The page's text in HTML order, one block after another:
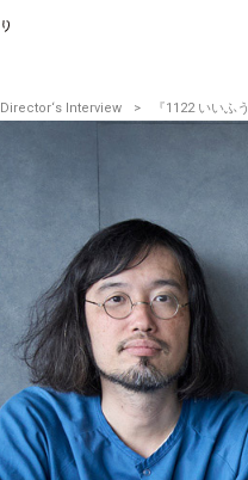
Director‘s Interview 『1122 いい